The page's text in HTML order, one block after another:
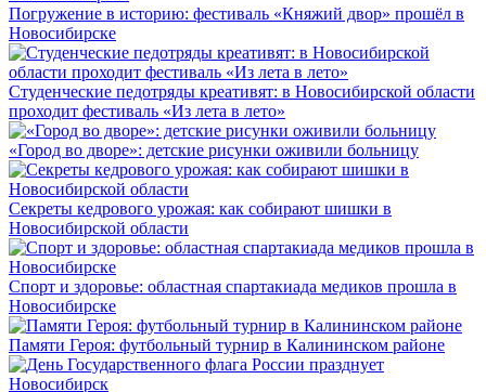
Погружение в историю: фестиваль «Княжий двор» прошёл в
Новосибирске
Студенческие педотряды креативят: в Новосибирской области
проходит фестиваль «Из лета в лето»
«Город во дворе»: детские рисунки оживили больницу
Секреты кедрового урожая: как собирают шишки в
Новосибирской области
Спорт и здоровье: областная спартакиада медиков прошла в
Новосибирске
Памяти Героя: футбольный турнир в Калининском районе